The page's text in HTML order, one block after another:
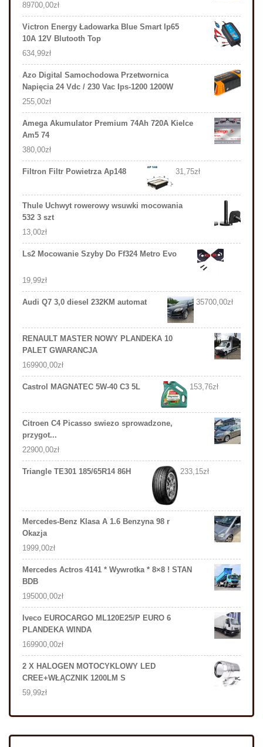
89700,00zł
Victron Energy Ładowarka Blue Smart Ip65
10A 12V Blutooth Top
634,99zł
Azo Digital Samochodowa Przetwornica
Napięcia 24 Vdc / 230 Vac Ips-1200 1200W
255,00zł
Amega Akumulator Premium 74Ah 720A Kielce
Am5 74
380,00zł
Filtron Filtr Powietrza Ap148 31,75zł
Thule Uchwyt rowerowy wsuwki mocowania
532 3 szt
13,00zł
Ls2 Mocowanie Szyby Do Ff324 Metro Evo
19,99zł
Audi Q7 3,0 diesel 232KM automat 35700,00zł
RENAULT MASTER NOWY PLANDEKA 10
PALET GWARANCJA
169900,00zł
Castrol MAGNATEC 5W-40 C3 5L 153,76zł
Citroen C4 Picasso swiezo sprowadzone,
przygot...
22900,00zł
Triangle TE301 185/65R14 86H 233,15zł
Mercedes-Benz Klasa A 1.6 Benzyna 98 r
Okazja
1999,00zł
Mercedes Actros 4141 * Wywrotka * 8×8 ! STAN
BDB
195000,00zł
Iveco EUROCARGO ML120E25/P EURO 6
PLANDEKA WINDA
169900,00zł
2 X HALOGEN MOTOCYKLOWY LED
CREE+WŁĄCZNIK 1200LM S
59,99zł